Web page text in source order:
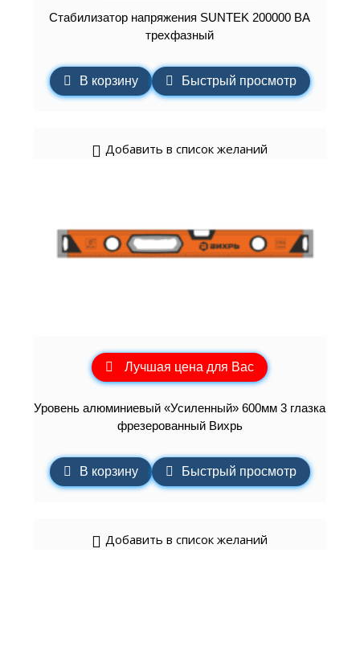
Стабилизатор напряжения SUNTEK 200000 ВА
трехфазный
В корзину Быстрый просмотр
Добавить в список желаний
Лучшая цена для Вас
Уровень алюминиевый «Усиленный» 600мм 3 глазка
фрезерованный Вихрь
В корзину Быстрый просмотр
Добавить в список желаний